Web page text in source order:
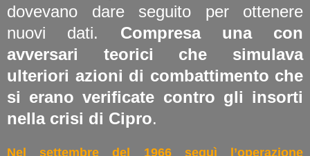
dovevano dare seguito per ottenere
nuovi dati. Compresa una con
avversari teorici che simulava
ulteriori azioni di combattimento che
si erano verificate contro gli insorti
nella crisi di Cipro.
Nel settembre del 1966 seguì l’operazione